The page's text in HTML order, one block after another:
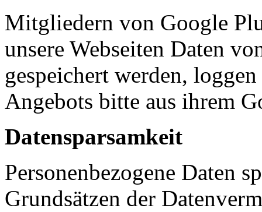
Mitgliedern von Google
unsere Webseiten Daten
gespeichert werden,
Angebots bitte aus ihrem
Datensparsamkeit
Personenbezogene Daten
Grundsätzen der